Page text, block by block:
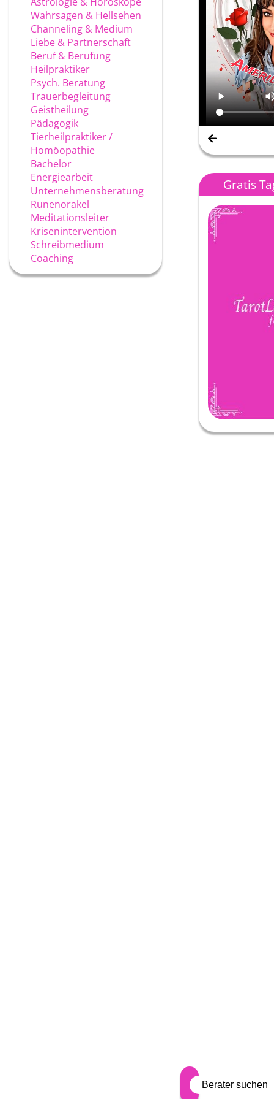
Wahrsagen & Hellsehen
Channeling & Medium
Liebe & Partnerschaft
Beruf & Berufung
Heilpraktiker
Psych. Beratung
Trauerbegleitung
Geistheilung
Pädagogik
Tierheilpraktiker /
Homöopathie
Bachelor
Energiearbeit
Unternehmensberatung
Runenorakel
Meditationsleiter
Krisenintervention
Schreibmedium
Coaching
Gratis